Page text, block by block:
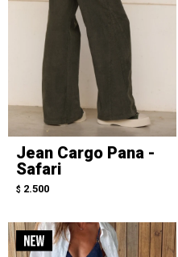
Jean Cargo Pana -
Safari
$ 2.500